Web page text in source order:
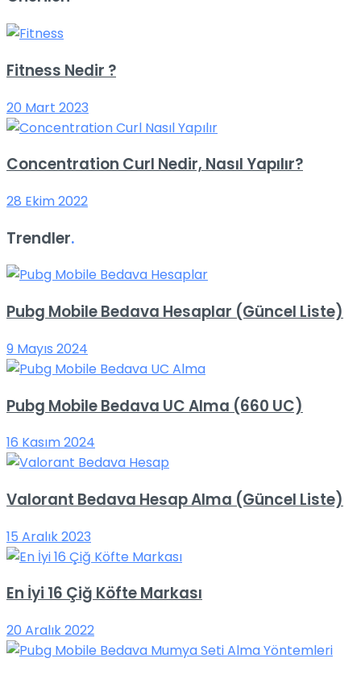
Fitness Nedir ?
20 Mart 2023
Concentration Curl Nedir, Nasıl Yapılır?
28 Ekim 2022
Trendler.
Pubg Mobile Bedava Hesaplar (Güncel Liste)
9 Mayıs 2024
Pubg Mobile Bedava UC Alma (660 UC)
16 Kasım 2024
Valorant Bedava Hesap Alma (Güncel Liste)
15 Aralık 2023
En İyi 16 Çiğ Köfte Markası
20 Aralık 2022